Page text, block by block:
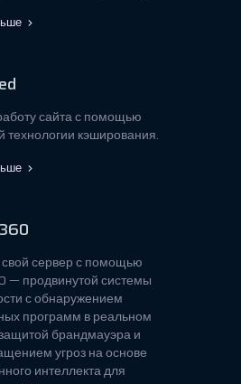
сайта с помощью
технологии кэширования.
сервер с помощью
— продвинутой системы
с обнаружением
программ в реальном
брандмауэра и
угроз на основе
интеллекта для